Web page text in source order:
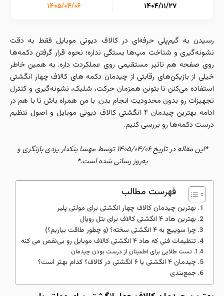
۱۴۰۴/۱۱/۲۷ ۱۴۰۵/۰۴/۰۶
رسیدن به گیم‌پلی حرفه‌ای در کالاف دیوتی موبایل فقط به دقت
نشونه‌گیری و شناخت مپ‌ها بستگی نداره؛ نحوه قرار گرفتن دکمه‌ها
روی صفحه هم تاثیر مستقیمی روی عملکردت داره. به همین خاطر
خیلی از بازیکن‌های رقابتی از چیدمان دکمه های کالاف چهار انگشتی
استفاده می‌کنن تا بتونن همزمان حرکت، شلیک، نشونه‌گیری و کنترل
تجهیزات رو بدون محدودیت انجام بدن. با من همراه باش تا با هم در
ادامه بهترین چیدمان ۴ انگشتی کالاف دیوتی موبایل و اصول تنظیم
درست دکمه‌ها رو بررسی کنیم.
*این مقاله در تاریخ ۱۴۰۵/۰۴/۰۶ توسط مهسا بنکدار یزدی بازنگری و
به‌روز رسانی شده است.*
فهرست مطالب
بهترین چیدمان کالاف چهار انگشتی برای مولتی‌ پلیر
بهترین هاد ۴ انگشتی کالاف برای بتل‌ رویال
چرا سوییچ به ۴ انگشتی سخته؟ (و چطور طاقت بیاریم؟)
تنظیمات فنی که هاد ۴ انگشتی کالاف موبایل رو بی‌نقص می‌ کنه
تست طلایی برای اطمینان از درست بودن چیدمان
چیدمان ۴ انگشتی یا ۶ انگشتی در کالاف؟ کدام بهتر است؟
جمع‌بندی